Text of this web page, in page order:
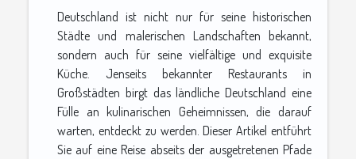
Deutschland ist nicht nur für seine historischen
Städte und malerischen Landschaften bekannt,
sondern auch für seine vielfältige und exquisite
Küche. Jenseits bekannter Restaurants in
Großstädten birgt das ländliche Deutschland eine
Fülle an kulinarischen Geheimnissen, die darauf
warten, entdeckt zu werden. Dieser Artikel entführt
Sie auf eine Reise abseits der ausgetretenen Pfade